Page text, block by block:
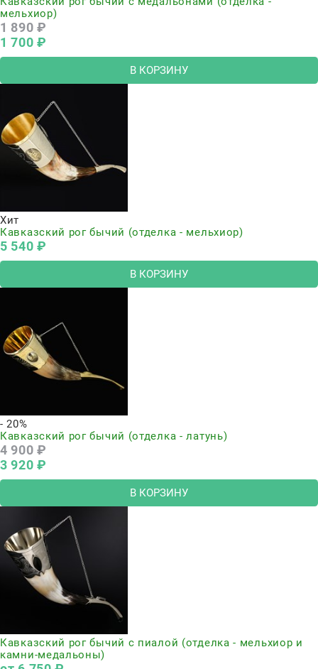
мельхиор)
1 890 ₽
1 700 ₽
В КОРЗИНУ
Хит
Кавказский рог бычий (отделка - мельхиор)
5 540 ₽
В КОРЗИНУ
- 20%
Кавказский рог бычий (отделка - латунь)
4 900 ₽
3 920 ₽
В КОРЗИНУ
Кавказский рог бычий с пиалой (отделка - мельхиор и
камни-медальоны)